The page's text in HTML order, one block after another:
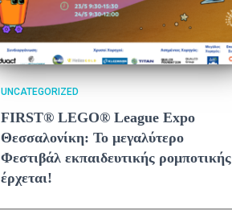
UNCATEGORIZED
FIRST® LEGO® League Expo
Θεσσαλονίκη: Το μεγαλύτερο
Φεστιβάλ εκπαιδευτικής ρομποτικής
έρχεται!